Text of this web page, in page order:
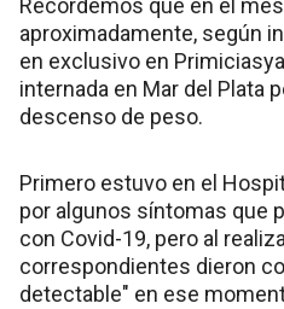
Recordemos que en el
aproximadamente, según
en exclusivo en
internada en Mar del Plata
descenso de peso.
Primero estuvo en el
por algunos síntomas que
con Covid-19, pero al
correspondientes dieron
detectable" en ese